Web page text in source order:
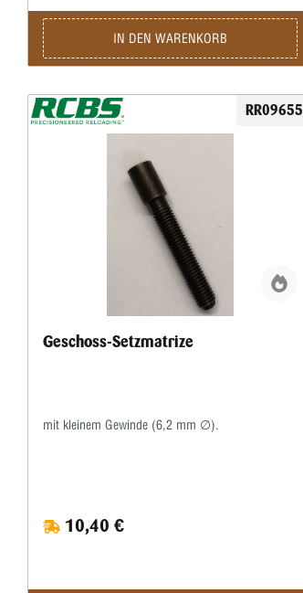
IN DEN WARENKORB
RR09655
Geschoss-Setzmatrize
mit kleinem Gewinde (6,2 mm ∅).
10,40 €